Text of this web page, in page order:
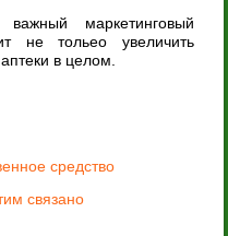
маркетинговый
не тольео увеличить
в целом.
средство
связано